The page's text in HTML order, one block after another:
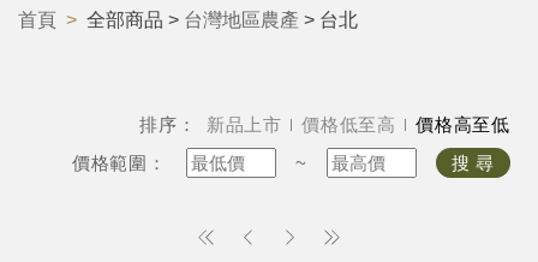
首頁 全部商品 > 台灣地區農產 > 台北
排序： 新品上市 價格低至高
價格高至低
價格範圍：
~ 搜 尋